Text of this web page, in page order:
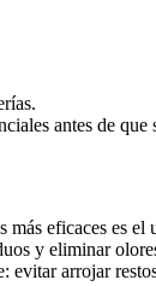
antes de que
eficaces es
y eliminar
evitar arrojar